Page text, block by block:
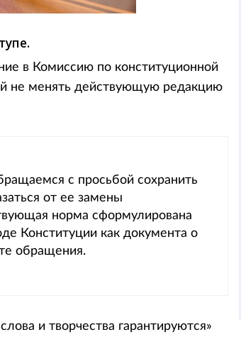
в Комиссию по конституционной
не менять действующую редакцию
с просьбой сохранить
от ее замены
норма сформулирована
Конституции как документа о
обращения.
и творчества гарантируются»